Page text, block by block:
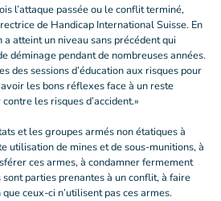
l’attaque passée ou le conflit terminé,
de Handicap International Suisse. En
atteint un niveau sans précédent qui
déminage pendant de nombreuses années.
des sessions d’éducation aux risques pour
les bons réflexes face à un reste
les risques d’accident.»
et les groupes armés non étatiques à
utilisation de mines et de sous-munitions, à
ces armes, à condamner fermement
parties prenantes à un conflit, à faire
ceux-ci n’utilisent pas ces armes.